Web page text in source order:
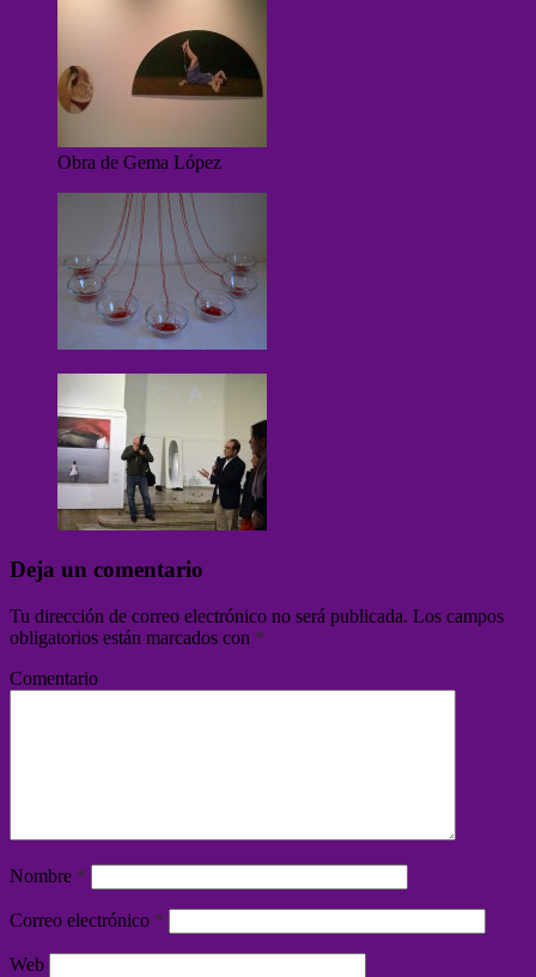
Obra de Gema López
Deja un comentario
Tu dirección de correo electrónico no será publicada. Los campos
obligatorios están marcados con *
Comentario
Nombre *
Correo electrónico *
Web